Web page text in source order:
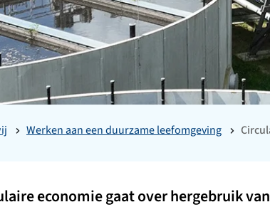
Werken aan een duurzame leefomgeving
economie gaat over hergebruik